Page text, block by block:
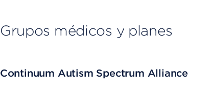
Grupos médicos y planes
Continuum Autism Spectrum Alliance